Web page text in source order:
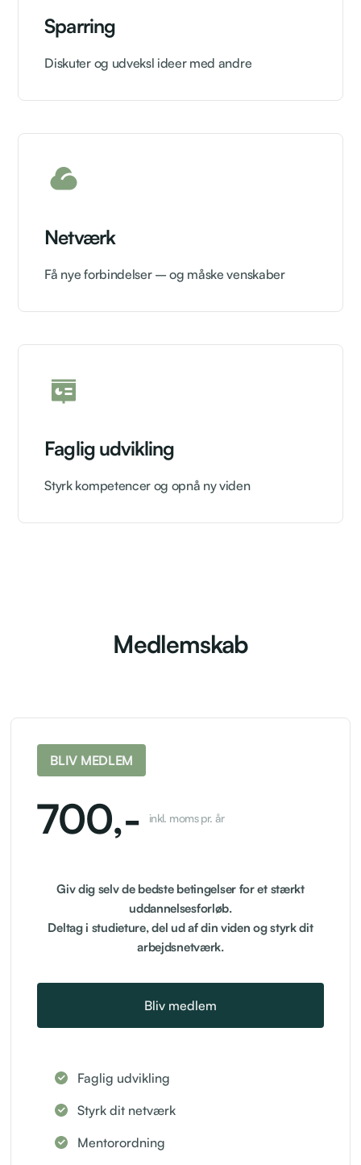
Sparring
Diskuter og udveksl ideer med andre
Netværk
Få nye forbindelser – og måske venskaber
Faglig udvikling
Styrk kompetencer og opnå ny viden
Medlemskab
BLIV MEDLEM
700,- inkl. moms pr. år
Giv dig selv de bedste betingelser for et stærkt
uddannelsesforløb.
Deltag i studieture, del ud af din viden og styrk dit
arbejdsnetværk.
Bliv medlem
Faglig udvikling
Styrk dit netværk
Mentorordning